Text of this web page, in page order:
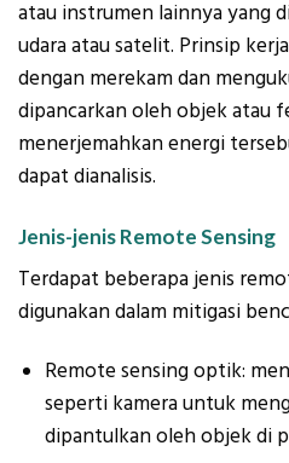
atau instrumen lainnya yang
udara atau satelit. Prinsip
dengan merekam dan
dipancarkan oleh objek atau
menerjemahkan energi
dapat dianalisis.
Jenis-jenis Remote Sensing
Terdapat beberapa jenis
digunakan dalam mitigasi
Remote sensing optik:
seperti kamera untuk
dipantulkan oleh objek di